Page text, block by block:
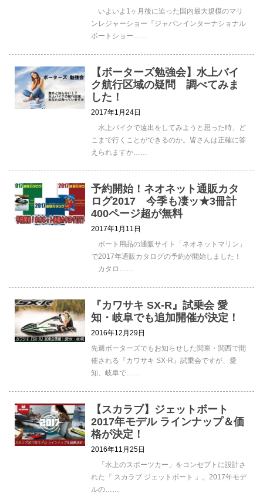
いよいよ1ヶ月後に迫った国内最大規模のマリ
ンレジャーショー『ジャパンインターナショナル
ボートショー……
【ボーターズ勉強会】水上バイ
ク航行区域の疑問 調べてみま
した！
2017年1月24日
水上バイクで遠出をしてみようと思った時、ど
こまで行くことができるのか。皆さんは正確に答
えられますか……
予約開始！ネオネット通販カタ
ログ2017 今季も凄ッ★3冊計
400ページ超が無料
2017年1月11日
ボート用品の通販サイト「ネオネットマリン」
で2017年通販カタログの予約が開始しました！
カタロ……
『カワサキ SX-R』試乗会 愛
知・岐阜でも追加開催が決定！
2016年12月29日
先週ボーターズでもお知らせした関東・関西で開
催される『カワサキ SX-R』試乗会ですが、愛
知、岐阜で……
【スカラブ】ジェットボート
2017年モデル ラインナップ＆価
格が決定！
2016年11月25日
「水上のスポーツカー」をコンセプトに設計さ
れた『 スカラブ ジェットボート 』。2017年モデ
ルの……